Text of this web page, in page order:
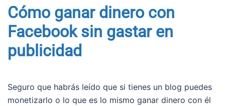
Cómo ganar dinero con
Facebook sin gastar en
publicidad
Seguro que habrás leído que si tienes un blog puedes
monetizarlo o lo que es lo mismo ganar dinero con él